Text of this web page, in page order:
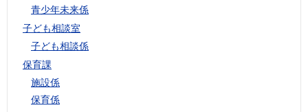
青少年未来係
子ども相談室
子ども相談係
保育課
施設係
保育係